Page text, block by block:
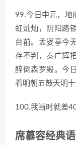
99.今日中元，地
虹灿灿，阴阳路
台前。孟婆亭今
存不判，秦广辉
醉倒森罗殿。今
看明朝五鼓天明
100.我当时就差
席慕容经典